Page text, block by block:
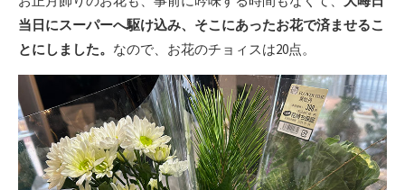
当日にスーパーへ駆け込み、そこにあったお花で済ませるこ
とにしました。 なので、お花のチョィスは20点。